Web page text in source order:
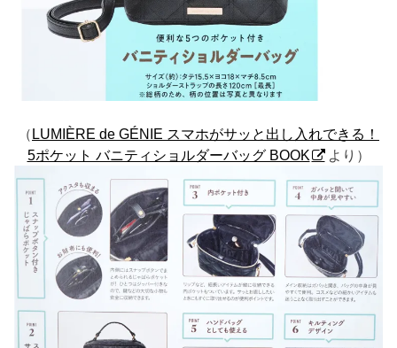
（LUMIÈRE de GÉNIE スマホがサッと出し入れできる！
5ポケット バニティショルダーバッグ BOOK
より）